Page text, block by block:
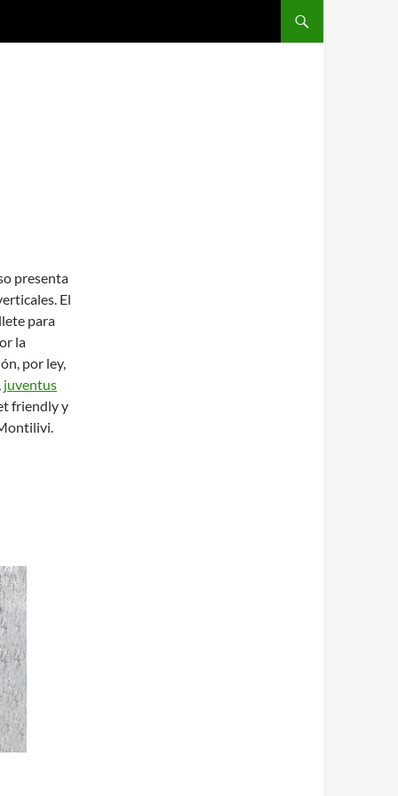
presenta
El
para
la
por ley,
juventus
friendly y